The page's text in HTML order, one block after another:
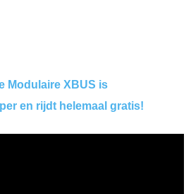
Modulaire XBUS is
en rijdt helemaal gratis!